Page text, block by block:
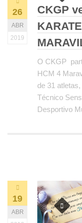
Cadete
Júnior
Joana
Rui P.
Sub 21
Dora
Sénior
André
26
ABR
2019
CKGP
O CKGP
HCM 4
de 31
Técnico
Desportivo
19
ABR